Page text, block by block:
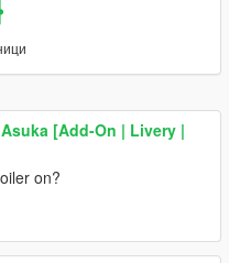
Asuka [Add-On | Livery |
on?